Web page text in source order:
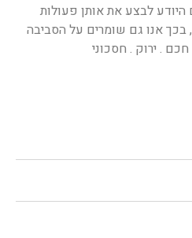
לבצע את אותן פעולות
בכך אנו גם שומרים על הסביבה
. ירוק . חסכוני